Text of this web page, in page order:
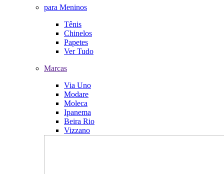
para Meninos
Tênis
Chinelos
Papetes
Ver Tudo
Marcas
Via Uno
Modare
Moleca
Ipanema
Beira Rio
Vizzano